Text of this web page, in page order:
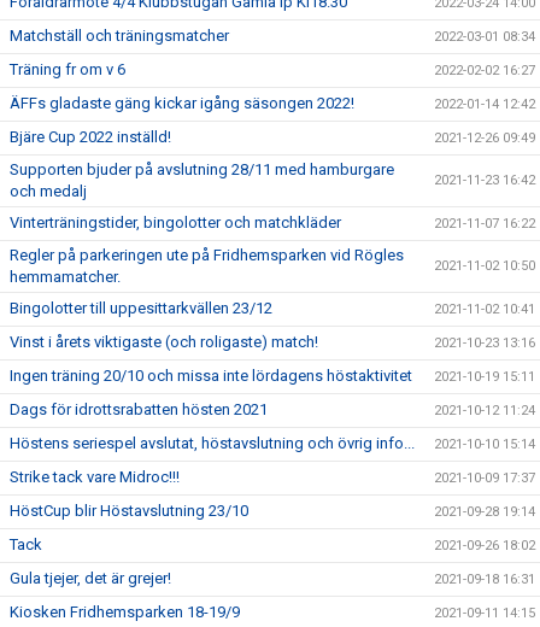
Matchställ och träningsmatcher 2022-03-01 08:34
Träning fr om v 6 2022-02-02 16:27
ÄFFs gladaste gäng kickar igång säsongen 2022! 2022-01-14 12:42
Bjäre Cup 2022 inställd! 2021-12-26 09:49
Supporten bjuder på avslutning 28/11 med hamburgare
och medalj
2021-11-23 16:42
Vinterträningstider, bingolotter och matchkläder 2021-11-07 16:22
Regler på parkeringen ute på Fridhemsparken vid Rögles
hemmamatcher.
2021-11-02 10:50
Bingolotter till uppesittarkvällen 23/12 2021-11-02 10:41
Vinst i årets viktigaste (och roligaste) match! 2021-10-23 13:16
Ingen träning 20/10 och missa inte lördagens höstaktivitet 2021-10-19 15:11
Dags för idrottsrabatten hösten 2021 2021-10-12 11:24
Höstens seriespel avslutat, höstavslutning och övrig info... 2021-10-10 15:14
Strike tack vare Midroc!!! 2021-10-09 17:37
HöstCup blir Höstavslutning 23/10 2021-09-28 19:14
Tack 2021-09-26 18:02
Gula tjejer, det är grejer! 2021-09-18 16:31
Kiosken Fridhemsparken 18-19/9 2021-09-11 14:15